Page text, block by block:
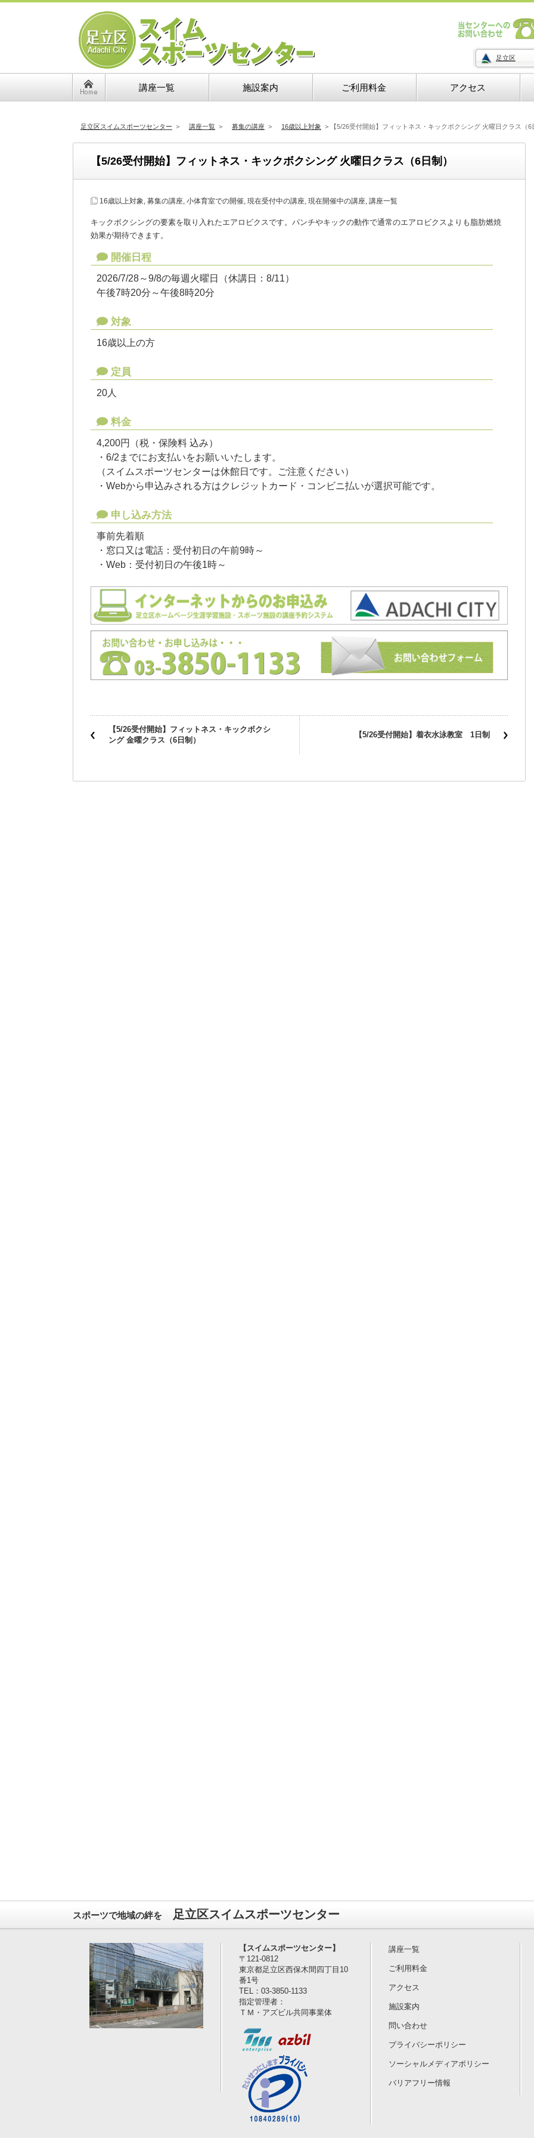
足立区
講座一覧 施設案内 ご利用料金 アクセス
足立区スイムスポーツセンター > 講座一覧 > 募集の講座 > 16歳以上対象 > 【5/26受付開始】フィットネス・キックボクシング 火曜日クラス（6
【5/26受付開始】フィットネス・キックボクシング 火曜日クラス（6日制）
16歳以上対象, 募集の講座, 小体育室での開催, 現在受付中の講座, 現在開催中の講座, 講座一覧
キックボクシングの要素を取り入れたエアロビクスです。パンチやキックの動作で通常のエアロビクスよりも脂肪燃焼
効果が期待できます。
開催日程
2026/7/28～9/8の毎週火曜日（休講日：8/11）
午後7時20分～午後8時20分
対象
16歳以上の方
定員
20人
料金
4,200円（税・保険料 込み）
・6/2までにお支払いをお願いいたします。
（スイムスポーツセンターは休館日です。ご注意ください）
・Webから申込みされる方はクレジットカード・コンビニ払いが選択可能です。
申し込み方法
事前先着順
・窓口又は電話：受付初日の午前9時～
・Web：受付初日の午後1時～
【5/26受付開始】フィットネス・キックボクシ
ング 金曜クラス（6日制）
【5/26受付開始】着衣水泳教室 1日制
スポーツで地域の絆を 足立区スイムスポーツセンター
【スイムスポーツセンター】
〒121-0812
東京都足立区西保木間四丁目10
番1号
TEL：03-3850-1133
指定管理者：
ＴＭ・アズビル共同事業体
講座一覧
ご利用料金
アクセス
施設案内
問い合わせ
プライバシーポリシー
ソーシャルメディアポリシー
バリアフリー情報